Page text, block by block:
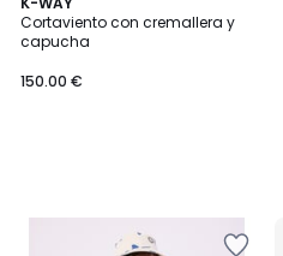
Cortaviento con cremallera y
capucha
150.00 €